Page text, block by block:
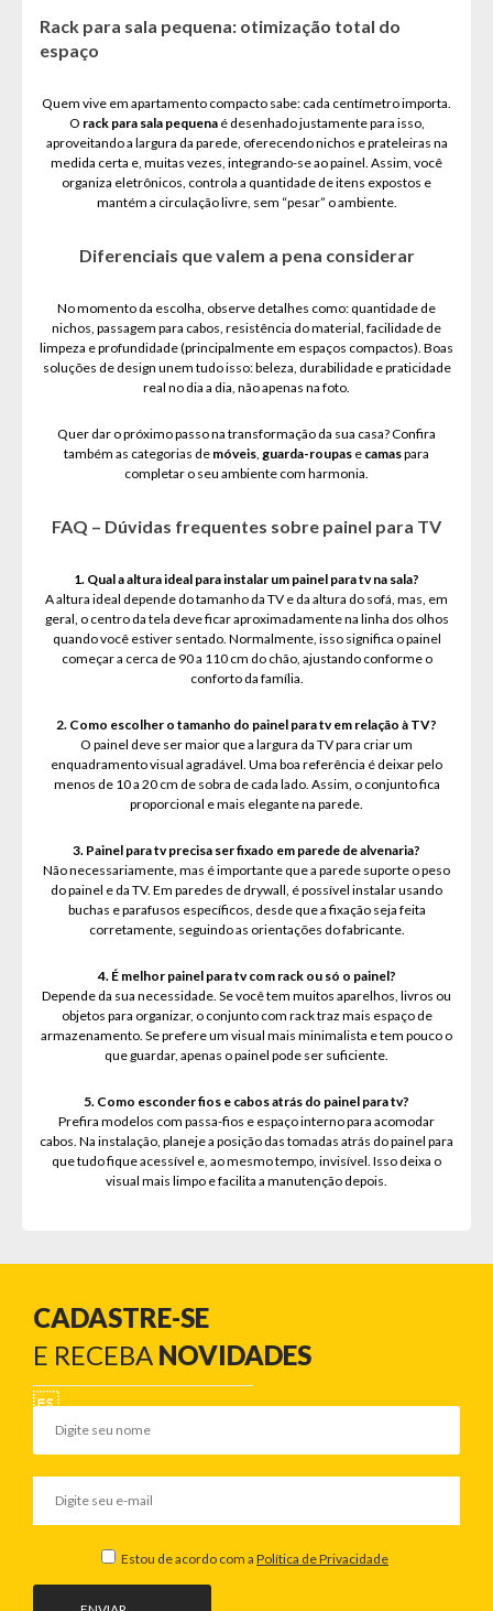
Rack para sala pequena: otimização total do
espaço
Quem vive em apartamento compacto sabe: cada centímetro importa.
O rack para sala pequenaé desenhado justamente para isso,
aproveitando a largura da parede, oferecendo nichos e prateleiras na
medida certa e, muitas vezes, integrando-se ao painel. Assim, você
organiza eletrônicos, controla a quantidade de itens expostos e
mantém a circulação livre, sem “pesar” o ambiente.
Diferenciais que valem a pena considerar
No momento da escolha, observe detalhes como: quantidade de
nichos, passagem para cabos, resistência do material, facilidade de
limpeza e profundidade (principalmente em espaços compactos). Boas
soluções de design unem tudo isso: beleza, durabilidade e praticidade
real no dia a dia, não apenas na foto.
Quer dar o próximo passo na transformação da sua casa? Confira
também as categorias de móveis, guarda-roupas e camaspara
completar o seu ambiente com harmonia.
FAQ – Dúvidas frequentes sobre painel para TV
1. Qual a altura ideal para instalar um painel para tv na sala?
A altura ideal depende do tamanho da TV e da altura do sofá, mas, em
geral, o centro da tela deve ficar aproximadamente na linha dos olhos
quando você estiver sentado. Normalmente, isso significa o painel
começar a cerca de 90 a 110 cm do chão, ajustando conforme o
conforto da família.
2. Como escolher o tamanho do painel para tv em relação à TV?
O painel deve ser maior que a largura da TV para criar um
enquadramento visual agradável. Uma boa referência é deixar pelo
menos de 10 a 20 cm de sobra de cada lado. Assim, o conjunto fica
proporcional e mais elegante na parede.
3. Painel para tv precisa ser fixado em parede de alvenaria?
Não necessariamente, mas é importante que a parede suporte o peso
do painel e da TV. Em paredes de drywall, é possível instalar usando
buchas e parafusos específicos, desde que a fixação seja feita
corretamente, seguindo as orientações do fabricante.
4. É melhor painel para tv com rack ou só o painel?
Depende da sua necessidade. Se você tem muitos aparelhos, livros ou
objetos para organizar, o conjunto com rack traz mais espaço de
armazenamento. Se prefere um visual mais minimalista e tem pouco o
que guardar, apenas o painel pode ser suficiente.
5. Como esconder fios e cabos atrás do painel para tv?
Prefira modelos com passa-fios e espaço interno para acomodar
cabos. Na instalação, planeje a posição das tomadas atrás do painel para
que tudo fique acessível e, ao mesmo tempo, invisível. Isso deixa o
visual mais limpo e facilita a manutenção depois.
CADASTRE-SE
E RECEBA NOVIDADES
Estou de acordo com a Política de Privacidade